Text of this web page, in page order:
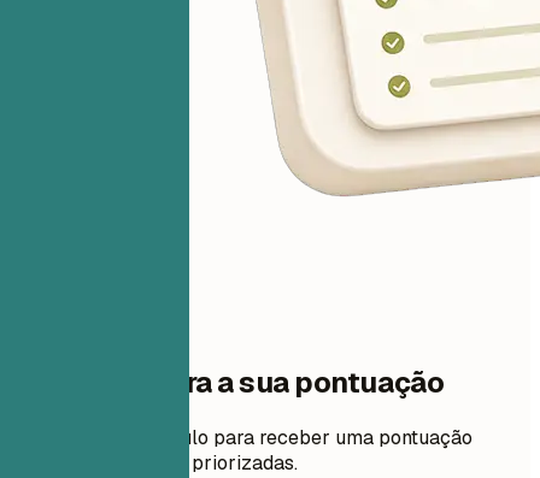
Um passo para a sua pontuação
Adicione seu currículo para receber uma pontuação
gratuita e correções priorizadas.